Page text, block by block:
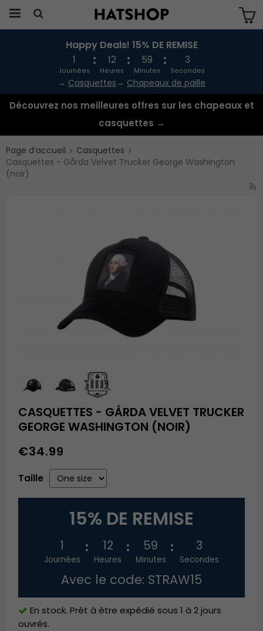
Produkten har blivit tillagd i varukorgen
Happy Deals! 15% DE REMISE
1
Journées
12
Heures
59
Minutes
3
Secondes
→ Casquettes → Chapeaux de paille
Découvrez nos meilleures offres sur les chapeaux et
casquettes →
Page d’accueil
Casquettes
Casquettes - Gårda Velvet Trucker George Washington
(noir)
CASQUETTES - GÅRDA VELVET TRUCKER
GEORGE WASHINGTON (NOIR)
€34.99
Taille
15% DE REMISE
1
Journées
12
Heures
59
Minutes
3
Secondes
Avec le code: STRAW15
En stock. Prêt à être expédié sous 1 à 2 jours
ouvrés.